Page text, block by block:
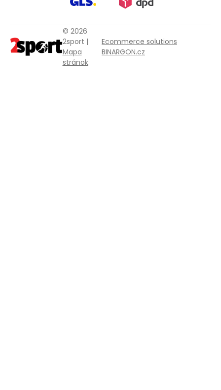
© 2026
2sport |
Mapa
stránok
Ecommerce solutions
BINARGON.cz